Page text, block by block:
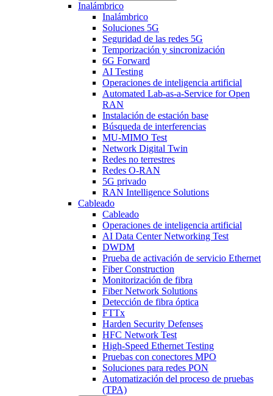
Inalámbrico
Inalámbrico
Soluciones 5G
Seguridad de las redes 5G
Temporización y sincronización
6G Forward
AI Testing
Operaciones de inteligencia artificial
Automated Lab-as-a-Service for Open
RAN
Instalación de estación base
Búsqueda de interferencias
MU-MIMO Test
Network Digital Twin
Redes no terrestres
Redes O-RAN
5G privado
RAN Intelligence Solutions
Cableado
Cableado
Operaciones de inteligencia artificial
AI Data Center Networking Test
DWDM
Prueba de activación de servicio Ethernet
Fiber Construction
Monitorización de fibra
Fiber Network Solutions
Detección de fibra óptica
FTTx
Harden Security Defenses
HFC Network Test
High-Speed Ethernet Testing
Pruebas con conectores MPO
Soluciones para redes PON
Automatización del proceso de pruebas
(TPA)